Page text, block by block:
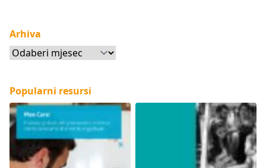
Arhiva
Arhiva
Popularni resursi